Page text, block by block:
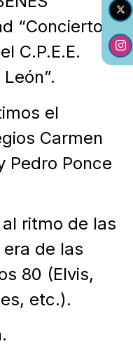
“Conciertos
C.P.E.E.
el
Carmen
Pedro Ponce
ritmo de las
de las
80 (Elvis,
etc.).